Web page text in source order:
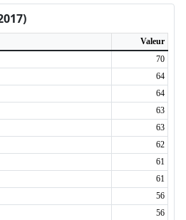
Valeur
70
64
64
63
63
62
61
61
56
56